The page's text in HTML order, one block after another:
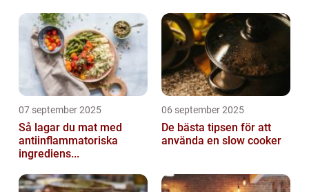
07 september 2025
Så lagar du mat med
antiinflammatoriska
ingrediens...
06 september 2025
De bästa tipsen för att
använda en slow cooker